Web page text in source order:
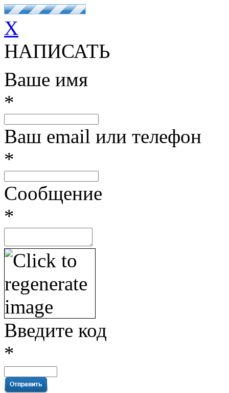
X
НАПИСАТЬ
Ваше имя
*
Ваш email или телефон
*
Сообщение
*
Введите код
*